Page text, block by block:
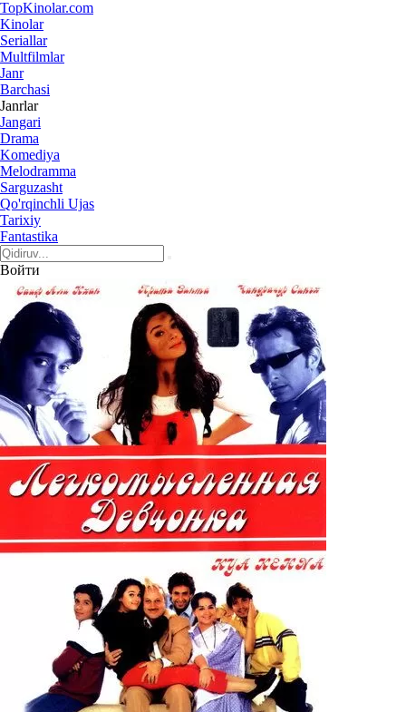
TopKinolar.com
Kinolar
Seriallar
Multfilmlar
Janr
Barchasi
Janrlar
Jangari
Drama
Komediya
Melodramma
Sarguzasht
Qo'rqinchli Ujas
Tarixiy
Fantastika
Войти